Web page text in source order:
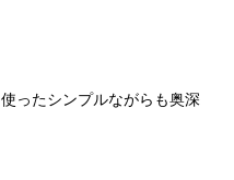
ったシンプルながらも奥深